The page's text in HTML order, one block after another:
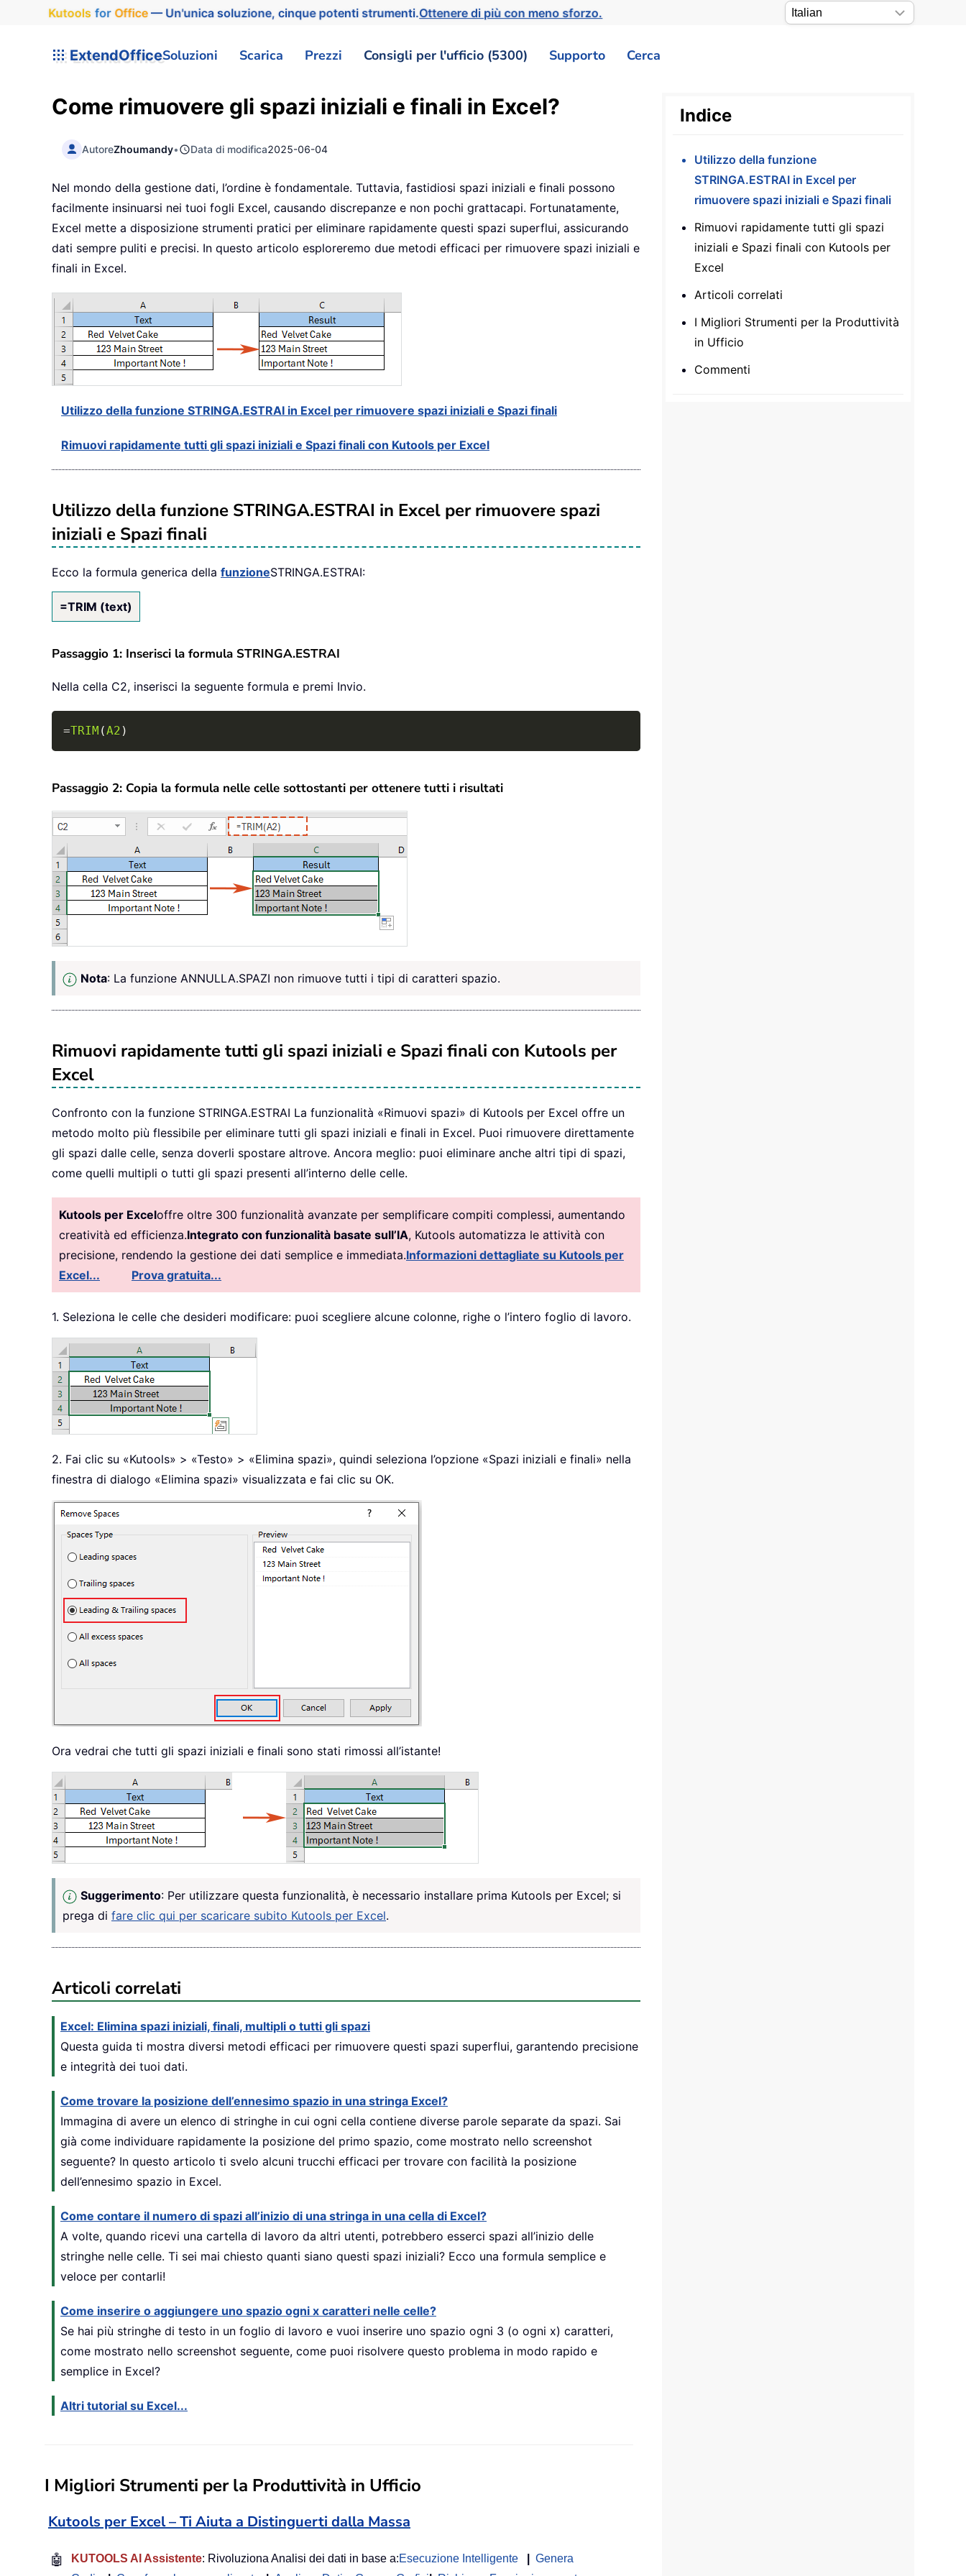
Kutools for Office— Un'unica soluzione, cinque potenti strumenti.Ottenere di più con meno sforzo.
ExtendOfficeSoluzioni Scarica Prezzi Consigli per l'ufficio (5300) Supporto Cerca
Come rimuovere gli spazi iniziali e finali in Excel?
AutoreZhoumandy• Data di modifica2025-06-04
Nel mondo della gestione dati, l’ordine è fondamentale. Tuttavia, fastidiosi spazi iniziali e finali possono
facilmente insinuarsi nei tuoi fogli Excel, causando discrepanze e non pochi grattacapi. Fortunatamente,
Excel mette a disposizione strumenti pratici per eliminare rapidamente questi spazi superflui, assicurando
dati sempre puliti e precisi. In questo articolo esploreremo due metodi efficaci per rimuovere spazi iniziali e
finali in Excel.
Utilizzo della funzione STRINGA.ESTRAI in Excel per rimuovere spazi iniziali e Spazi finali
Rimuovi rapidamente tutti gli spazi iniziali e Spazi finali con Kutools per Excel
Utilizzo della funzione STRINGA.ESTRAI in Excel per rimuovere spazi
iniziali e Spazi finali
Ecco la formula generica della funzioneSTRINGA.ESTRAI:
=TRIM (text)
Passaggio 1: Inserisci la formula STRINGA.ESTRAI
Nella cella C2, inserisci la seguente formula e premi Invio.
=TRIM (A2 )
Passaggio 2: Copia la formula nelle celle sottostanti per ottenere tutti i risultati
Nota: La funzione ANNULLA.SPAZI non rimuove tutti i tipi di caratteri spazio.
Rimuovi rapidamente tutti gli spazi iniziali e Spazi finali con Kutools per
Excel
Confronto con la funzione STRINGA.ESTRAI La funzionalità «Rimuovi spazi» di Kutools per Excel offre un
metodo molto più flessibile per eliminare tutti gli spazi iniziali e finali in Excel. Puoi rimuovere direttamente
gli spazi dalle celle, senza doverli spostare altrove. Ancora meglio: puoi eliminare anche altri tipi di spazi,
come quelli multipli o tutti gli spazi presenti all’interno delle celle.
Kutools per Exceloffre oltre 300 funzionalità avanzate per semplificare compiti complessi, aumentando
creatività ed efficienza.Integrato con funzionalità basate sull’IA, Kutools automatizza le attività con
precisione, rendendo la gestione dei dati semplice e immediata.Informazioni dettagliate su Kutools per
Excel...
Prova gratuita...
1. Seleziona le celle che desideri modificare: puoi scegliere alcune colonne, righe o l’intero foglio di lavoro.
2. Fai clic su «Kutools» > «Testo» > «Elimina spazi», quindi seleziona l’opzione «Spazi iniziali e finali» nella
finestra di dialogo «Elimina spazi» visualizzata e fai clic su OK.
Ora vedrai che tutti gli spazi iniziali e finali sono stati rimossi all’istante!
Suggerimento: Per utilizzare questa funzionalità, è necessario installare prima Kutools per Excel; si
prega di fare clic qui per scaricare subito Kutools per Excel.
Articoli correlati
Excel: Elimina spazi iniziali, finali, multipli o tutti gli spazi
Questa guida ti mostra diversi metodi efficaci per rimuovere questi spazi superflui, garantendo precisione
e integrità dei tuoi dati.
Come trovare la posizione dell’ennesimo spazio in una stringa Excel?
Immagina di avere un elenco di stringhe in cui ogni cella contiene diverse parole separate da spazi. Sai
già come individuare rapidamente la posizione del primo spazio, come mostrato nello screenshot
seguente? In questo articolo ti svelo alcuni trucchi efficaci per trovare con facilità la posizione
dell’ennesimo spazio in Excel.
Come contare il numero di spazi all’inizio di una stringa in una cella di Excel?
A volte, quando ricevi una cartella di lavoro da altri utenti, potrebbero esserci spazi all’inizio delle
stringhe nelle celle. Ti sei mai chiesto quanti siano questi spazi iniziali? Ecco una formula semplice e
veloce per contarli!
Come inserire o aggiungere uno spazio ogni x caratteri nelle celle?
Se hai più stringhe di testo in un foglio di lavoro e vuoi inserire uno spazio ogni 3 (o ogni x) caratteri,
come mostrato nello screenshot seguente, come puoi risolvere questo problema in modo rapido e
semplice in Excel?
Altri tutorial su Excel...
I Migliori Strumenti per la Produttività in Ufficio
Kutools per Excel – Ti Aiuta a Distinguerti dalla Massa
🤖 KUTOOLS AI Assistente: Rivoluziona Analisi dei dati in base a:Esecuzione Intelligente
Genera
Indice
Utilizzo della funzione
STRINGA.ESTRAI in Excel per
rimuovere spazi iniziali e Spazi finali
Rimuovi rapidamente tutti gli spazi
iniziali e Spazi finali con Kutools per
Excel
Articoli correlati
I Migliori Strumenti per la Produttività
in Ufficio
Commenti